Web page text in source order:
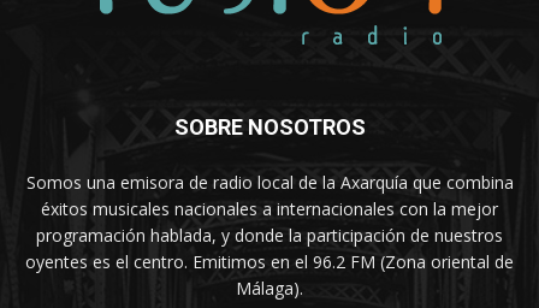
SOBRE NOSOTROS
Somos una emisora de radio local de la Axarquía que combina
éxitos musicales nacionales a internacionales con la mejor
programación hablada, y donde la participación de nuestros
oyentes es el centro. Emitimos en el 96.2 FM (Zona oriental de
Málaga).